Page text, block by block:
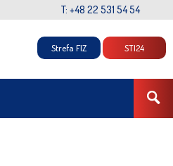
T: +48 22 531 54 54
Strefa FIZ STI24